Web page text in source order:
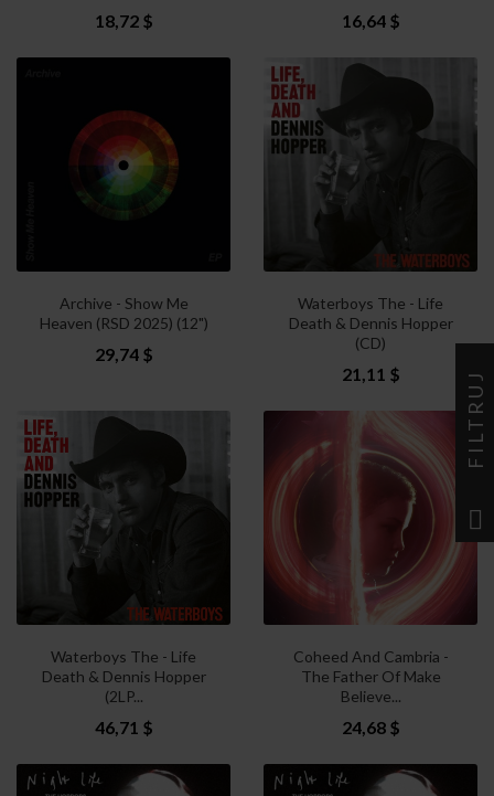
18,72 $ 16,64 $
Archive - Show Me
Heaven (RSD 2025) (12")
29,74 $
Waterboys The - Life
Death & Dennis Hopper
(CD)
21,11 $
Waterboys The - Life
Death & Dennis Hopper
(2LP...
46,71 $
Coheed And Cambria -
The Father Of Make
Believe...
24,68 $
FILTRUJ